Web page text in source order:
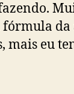
fórmula
mais eu